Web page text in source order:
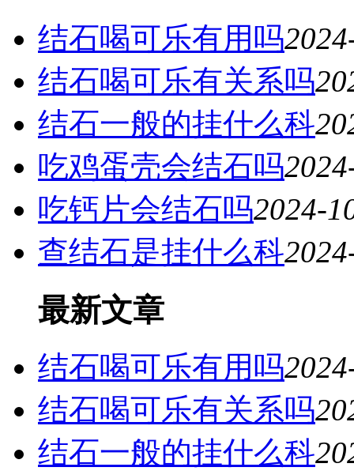
结石喝可乐有用吗
结石喝可乐有关系吗
结石一般的挂什么科
吃鸡蛋壳会结石吗
吃钙片会结石吗2024-
查结石是挂什么科
最新文章
结石喝可乐有用吗
结石喝可乐有关系吗
结石一般的挂什么科